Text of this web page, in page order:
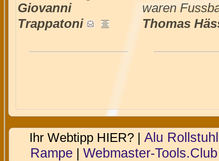
Giovanni
Trappatoni
waren
Thomas
Ihr Webtipp HIER? | Alu Rollstuhl
Rampe | Webmaster-Tools.Club